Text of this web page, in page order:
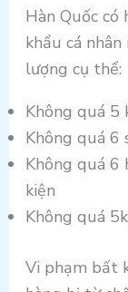
Hàn Quốc
khẩu cá
lượng cụ thể:
Không quá 5
Không quá 6
Không quá 6
kiện
Không quá
Vi phạm bất